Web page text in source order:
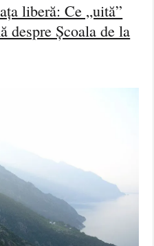
liberă: Ce „uită”
despre Școala de la